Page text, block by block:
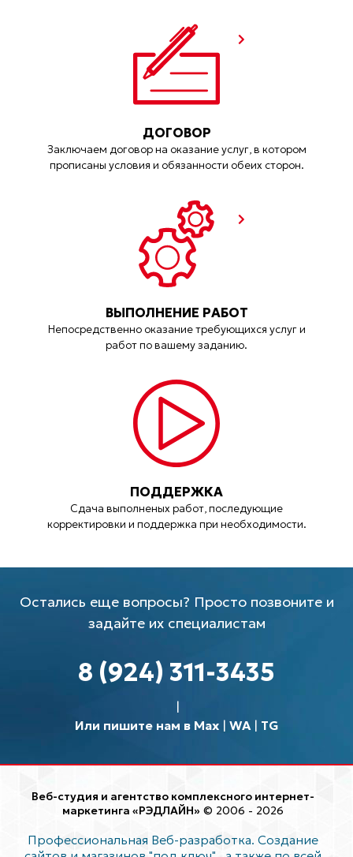
ДОГОВОР
Заключаем договор на оказание услуг, в котором
прописаны условия и обязанности обеих сторон.
ВЫПОЛНЕНИЕ РАБОТ
Непосредственно оказание требующихся услуг и
работ по вашему заданию.
ПОДДЕРЖКА
Сдача выполненых работ, последующие
корректировки и поддержка при необходимости.
Остались еще вопросы? Просто позвоните и
задайте их специалистам
8 (924) 311-3435
Или пишите нам в Max| WA| TG
Веб-студия и агентство комплексного интернет-
маркетинга «РЭДЛАЙН» © 2006 - 2026
Профессиональная Веб-разработка. Создание